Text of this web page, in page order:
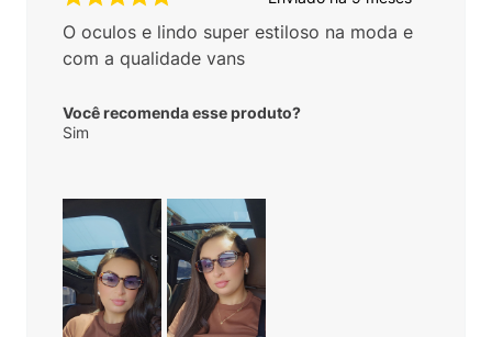
O oculos e lindo super estiloso na moda e
com a qualidade vans
Você recomenda esse produto?
Sim